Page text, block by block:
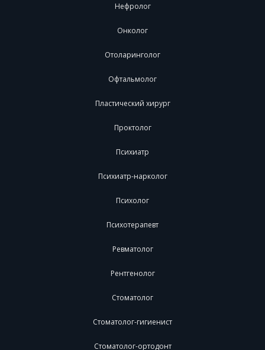
Нефролог
Онколог
Отоларинголог
Офтальмолог
Пластический хирург
Проктолог
Психиатр
Психиатр-нарколог
Психолог
Психотерапевт
Ревматолог
Рентгенолог
Стоматолог
Стоматолог-гигиенист
Стоматолог-ортодонт